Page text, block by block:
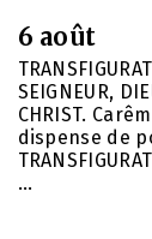
6 août
SEIGNEUR,
CHRIST.
dispense de
...